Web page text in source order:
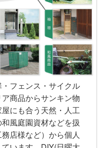
フェンス・サイクル
商品からサンキン物
にも合う天然・人工
風庭園資材などを扱
店様など）から個人